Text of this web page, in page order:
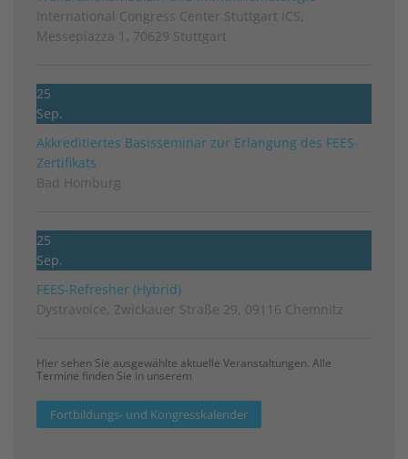
International Congress Center Stuttgart ICS,
Messepiazza 1, 70629 Stuttgart
25
Sep.
Akkreditiertes Basisseminar zur Erlangung des FEES-
Zertifikats
Bad Homburg
25
Sep.
FEES-Refresher (Hybrid)
Dystravoice, Zwickauer Straße 29, 09116 Chemnitz
Hier sehen Sie ausgewählte aktuelle Veranstaltungen. Alle
Termine finden Sie in unserem
Fortbildungs- und Kongresskalender